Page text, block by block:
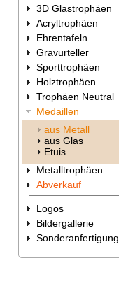
3D Glastrophäen
Acryltrophäen
Ehrentafeln
Gravurteller
Sporttrophäen
Holztrophäen
Trophäen Neutral
Medaillen
aus Metall
aus Glas
Etuis
Metalltrophäen
Abverkauf
Logos
Bildergallerie
Sonderanfertigung